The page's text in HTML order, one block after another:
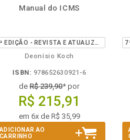
disponívelDisponível
páginas
Manual do ICMS
Deonísio Koch
ISBN: 978652630921-6
deR$ 239,90* por
R$ 215,91
em 6x de R$ 35,99
ADICIONAR AO
CARRINHO